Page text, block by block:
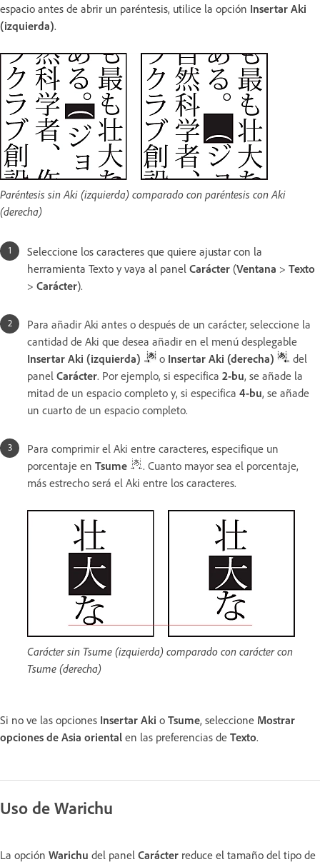
espacio antes de abrir un paréntesis, utilice la opción Insertar Aki
(izquierda).
Paréntesis sin Aki (izquierda) comparado con paréntesis con Aki
(derecha)
Seleccione los caracteres que quiere ajustar con la
herramienta Texto y vaya al panel Carácter (Ventana > Texto
> Carácter).
Para añadir Aki antes o después de un carácter, seleccione la
cantidad de Aki que desea añadir en el menú desplegable
Insertar Aki (izquierda)
o Insertar Aki (derecha)
del
panel Carácter. Por ejemplo, si especifica 2-bu, se añade la
mitad de un espacio completo y, si especifica 4-bu, se añade
un cuarto de un espacio completo.
Para comprimir el Aki entre caracteres, especifique un
porcentaje en Tsume
. Cuanto mayor sea el porcentaje,
más estrecho será el Aki entre los caracteres.
Carácter sin Tsume (izquierda) comparado con carácter con
Tsume (derecha)
Si no ve las opciones Insertar Aki o Tsume, seleccione Mostrar
opciones de Asia oriental en las preferencias de Texto.
Uso de Warichu
La opción Warichu del panel Carácter reduce el tamaño del tipo de